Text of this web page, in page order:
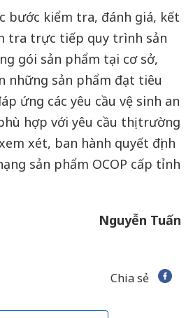
bước kiểm tra, đánh giá, kết
tra trực tiếp quy trình sản
gói sản phẩm tại cơ sở,
những sản phẩm đạt tiêu
ứng các yêu cầu vệ sinh an
hợp với yêu cầu thị trường
xét, ban hành quyết định
sản phẩm OCOP cấp tỉnh
Nguyễn Tuấn
Chia sẻ